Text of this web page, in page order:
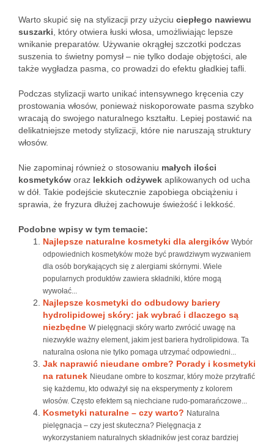
Warto skupić się na stylizacji przy użyciu ciepłego nawiewu
suszarki , który otwiera łuski włosa, umożliwiając lepsze
wnikanie preparatów. Używanie okrągłej szczotki podczas
suszenia to świetny pomysł – nie tylko dodaje objętości, ale
także wygładza pasma, co prowadzi do efektu gładkiej tafli.
Podczas stylizacji warto unikać intensywnego kręcenia czy
prostowania włosów, ponieważ niskoporowate pasma szybko
wracają do swojego naturalnego kształtu. Lepiej postawić na
delikatniejsze metody stylizacji, które nie naruszają struktury
włosów.
Nie zapominaj również o stosowaniu małych ilości
kosmetyków oraz lekkich odżywek aplikowanych od ucha
w dół. Takie podejście skutecznie zapobiega obciążeniu i
sprawia, że fryzura dłużej zachowuje świeżość i lekkość.
Podobne wpisy w tym temacie:
Najlepsze naturalne kosmetyki dla alergików Wybór
odpowiednich kosmetyków może być prawdziwym wyzwaniem
dla osób borykających się z alergiami skórnymi. Wiele
popularnych produktów zawiera składniki, które mogą
wywołać...
Najlepsze kosmetyki do odbudowy bariery
hydrolipidowej skóry: jak wybrać i dlaczego są
niezbędne W pielęgnacji skóry warto zwrócić uwagę na
niezwykle ważny element, jakim jest bariera hydrolipidowa. Ta
naturalna osłona nie tylko pomaga utrzymać odpowiedni...
Jak naprawić nieudane ombre? Porady i kosmetyki
na ratunek Nieudane ombre to koszmar, który może przytrafić
się każdemu, kto odważył się na eksperymenty z kolorem
włosów. Często efektem są niechciane rudo-pomarańczowe...
Kosmetyki naturalne – czy warto? Naturalna
pielęgnacja – czy jest skuteczna? Pielęgnacja z
wykorzystaniem naturalnych składników jest coraz bardziej